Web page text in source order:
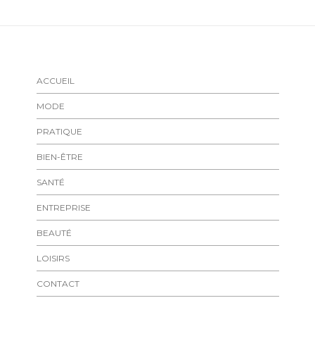
ACCUEIL
MODE
PRATIQUE
BIEN-ÊTRE
SANTÉ
ENTREPRISE
BEAUTÉ
LOISIRS
CONTACT